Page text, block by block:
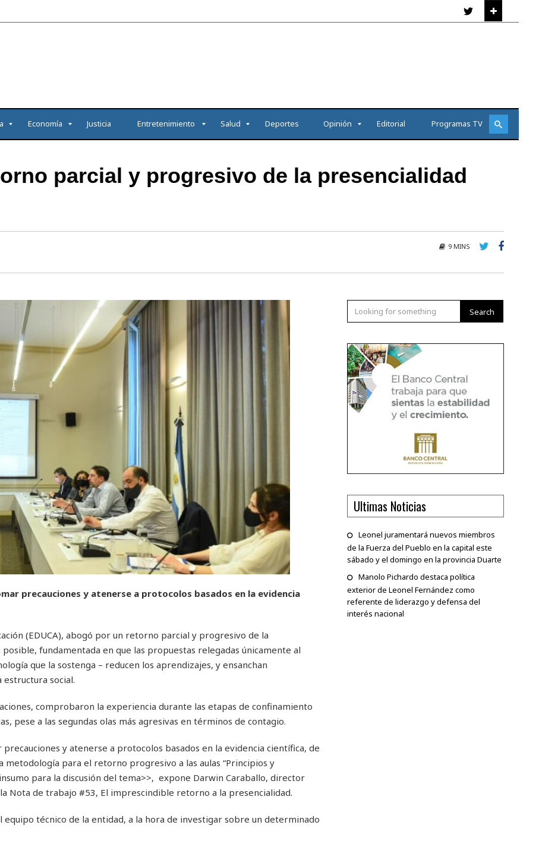
Economía Justicia Entretenimiento Salud Deportes Opinión Editorial Programas TV
parcial y progresivo de la presencialidad
9 MINS
precauciones y atenerse a protocolos basados en la evidencia
(EDUCA), abogó por un retorno parcial y progresivo de la
fundamentada en que las propuestas relegadas únicamente al
que la sostenga – reducen los aprendizajes, y ensanchan
social.
comprobaron la experiencia durante las etapas de confinamiento
pese a las segundas olas más agresivas en términos de contagio.
y atenerse a protocolos basados en la evidencia científica, de
metodología para el retorno progresivo a las aulas “Principios y
para la discusión del tema>>, expone Darwin Caraballo, director
Nota de trabajo #53, El imprescindible retorno a la presencialidad.
técnico de la entidad, a la hora de investigar sobre un determinado
Search
Ultimas Noticias
Leonel juramentará nuevos miembros
de la Fuerza del Pueblo en la capital este
sábado y el domingo en la provincia Duarte
Manolo Pichardo destaca política
exterior de Leonel Fernández como
referente de liderazgo y defensa del
interés nacional